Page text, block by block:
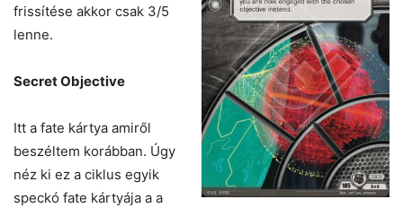
frissítése akkor csak 3/5
lenne.
Secret Objective
Itt a fate kártya amiről
beszéltem korábban. Úgy
néz ki ez a ciklus egyik
speckó fate kártyája a a